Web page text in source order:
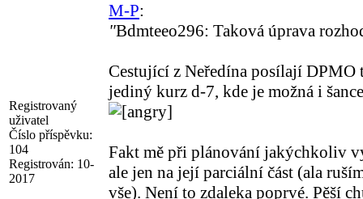
Registrovaný
uživatel
Číslo příspěvku:
104
Registrován: 10-
2017
M-P:
"Bdmteeo296: Taková úprava
Cestující z Neředína posílají DPMO
jediný kurz d-7, kde je možná i
Fakt mě při plánování jakýchkoliv
ale jen na její parciální část (ala
vše). Není to zdaleka poprvé. Pěší